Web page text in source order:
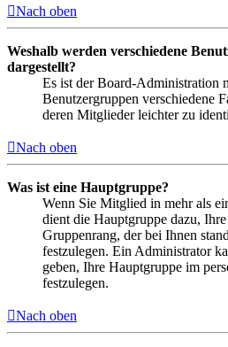
Nach oben
Weshalb werden verschiedene
dargestellt?
Es ist der Board-Administration
Benutzergruppen verschiedene
deren Mitglieder leichter zu
Nach oben
Was ist eine Hauptgruppe?
Wenn Sie Mitglied in mehr als
dient die Hauptgruppe dazu,
Gruppenrang, der bei Ihnen
festzulegen. Ein Administrator
geben, Ihre Hauptgruppe im
festzulegen.
Nach oben